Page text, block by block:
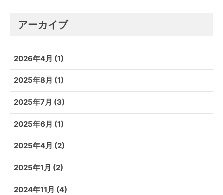
アーカイブ
2026年4月 (1)
2025年8月 (1)
2025年7月 (3)
2025年6月 (1)
2025年4月 (2)
2025年1月 (2)
2024年11月 (4)